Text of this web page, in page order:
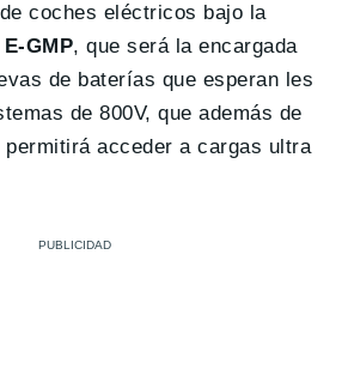
coches eléctricos bajo la
GMP, que será la encargada
de baterías que esperan les
de 800V, que además de
acceder a cargas ultra